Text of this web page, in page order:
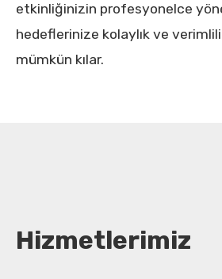
etkinliğinizin profesyonelce
hedeflerinize kolaylık ve
mümkün kılar.
Hizmetlerimiz